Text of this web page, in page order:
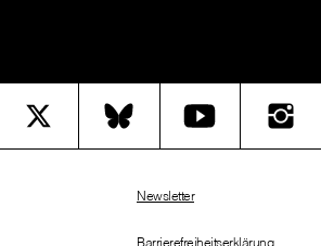
Newsletter
Barrierefreiheitserklärung